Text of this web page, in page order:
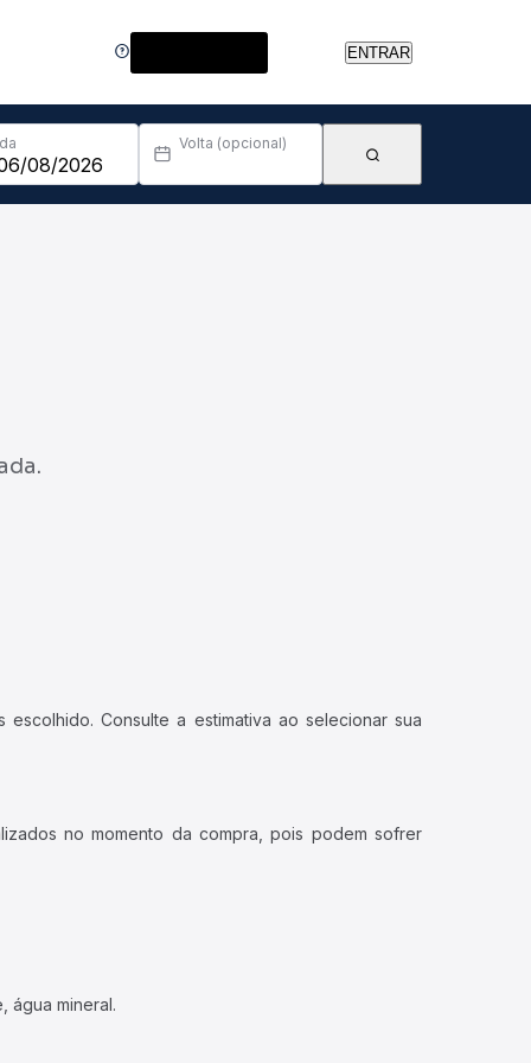
ENTRAR
Volta (opcional)
Consulte a estimativa ao selecionar sua
no momento da compra, pois podem sofrer
água mineral.